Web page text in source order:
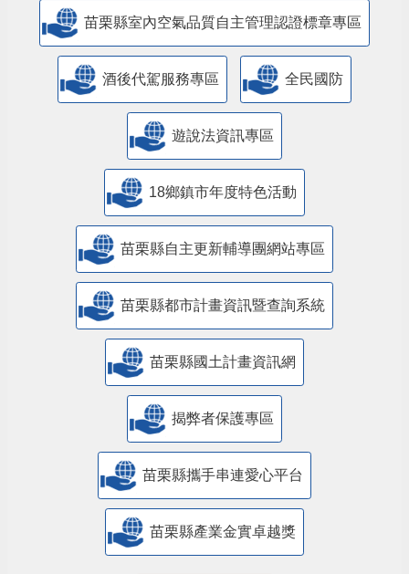
苗栗縣室內空氣品質自主管理認證標章專區
酒後代駕服務專區 全民國防
遊說法資訊專區
18鄉鎮市年度特色活動
苗栗縣自主更新輔導團網站專區
苗栗縣都市計畫資訊暨查詢系統
苗栗縣國土計畫資訊網
揭弊者保護專區
苗栗縣攜手串連愛心平台
苗栗縣產業金實卓越獎